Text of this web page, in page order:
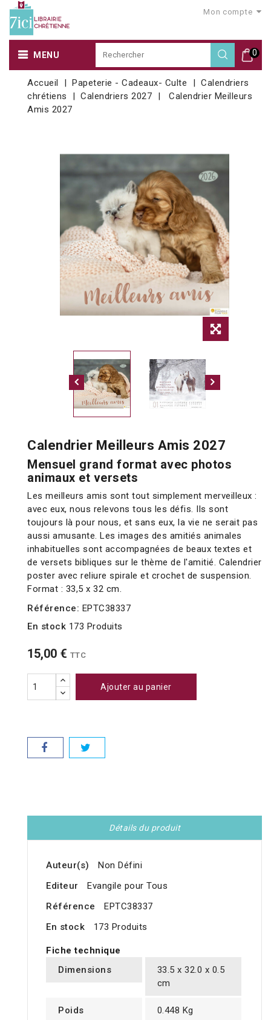
Mon compte
0
MENU
Accueil Papeterie - Cadeaux- Culte
Calendriers
chrétiens
Calendriers 2027
Calendrier Meilleurs
Amis 2027
Calendrier Meilleurs Amis 2027
Mensuel grand format avec photos
animaux et versets
Les meilleurs amis sont tout simplement merveilleux :
avec eux, nous relevons tous les défis. Ils sont
toujours là pour nous, et sans eux, la vie ne serait pas
aussi amusante. Les images des amitiés animales
inhabituelles sont accompagnées de beaux textes et
de versets bibliques sur le thème de l'amitié. Calendrier
poster avec reliure spirale et crochet de suspension.
Format : 33,5 x 32 cm.
Référence: EPTC38337
En stock 173 Produits
15,00 € TTC
Ajouter au panier
Détails du produit
Auteur(s)
Non Défini
Editeur
Evangile pour Tous
Référence
EPTC38337
En stock
173 Produits
Fiche technique
Dimensions
33.5 x 32.0 x 0.5
cm
Poids 0.448 Kg